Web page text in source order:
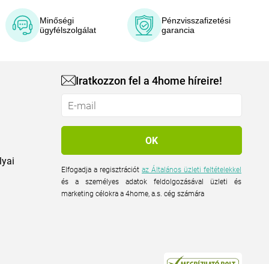
Minőségi
ügyfélszolgálat
Pénzvisszafizetési
garancia
Iratkozzon fel a 4home híreire!
Elfogadja a regisztrációtaz Általános üzleti feltételekkel
és a személyes adatok feldolgozásával üzleti és
marketing célokra a 4home, a.s. cég számára